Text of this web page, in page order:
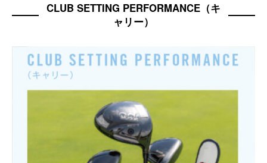
CLUB SETTING PERFORMANCE（キ
ャリー）